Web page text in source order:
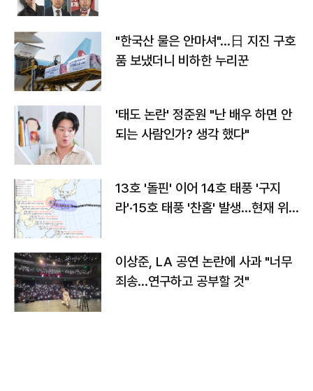
"한국산 물은 안마셔"…日 지진 구호
품 보냈더니 비하한 누리꾼
'태도 논란' 정준원 "난 배우 하면 안
되는 사람인가? 생각 했다"
13호 '돌핀' 이어 14호 태풍 '구지
라'·15호 태풍 '찬홈' 발생…현재 위
이상준, LA 공연 논란에 사과 "너무
죄송…연구하고 공부할 것"